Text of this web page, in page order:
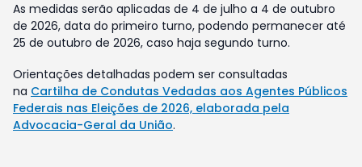
As medidas serão aplicadas de 4 de julho a 4 de outubro
de 2026, data do primeiro turno, podendo permanecer até
25 de outubro de 2026, caso haja segundo turno.
Orientações detalhadas podem ser consultadas
na Cartilha de Condutas Vedadas aos Agentes Públicos
Federais nas Eleições de 2026, elaborada pela
Advocacia-Geral da União.